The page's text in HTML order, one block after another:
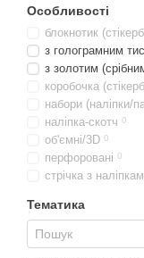
Особливості
блокнотик
з голограмним
з золотим
коробочка
набори (наліпки/
наліпка-скотч 0
об'ємні/3D 0
перфоровані 0
стрічка з
Тематика